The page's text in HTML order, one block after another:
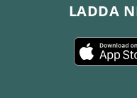
LADDA